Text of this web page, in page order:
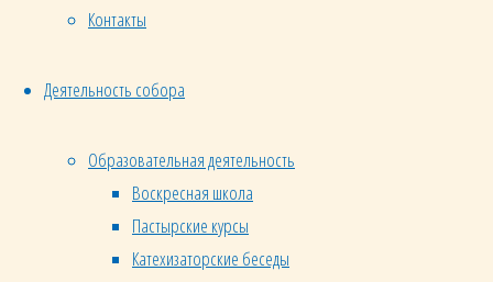
Контакты
Деятельность собора
Образовательная деятельность
Воскресная школа
Пастырские курсы
Катехизаторские беседы
Иисуса,
Его
Если
мы
умерли
со